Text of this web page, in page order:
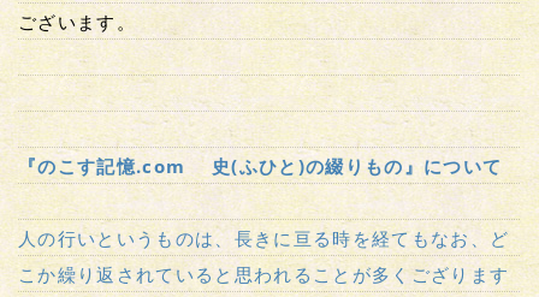
ございます。
『のこす記憶.com 史(ふひと)の綴りもの』について
人の行いというものは、長きに亘る時を経てもなお、ど
こか繰り返されていると思われることが多くござります